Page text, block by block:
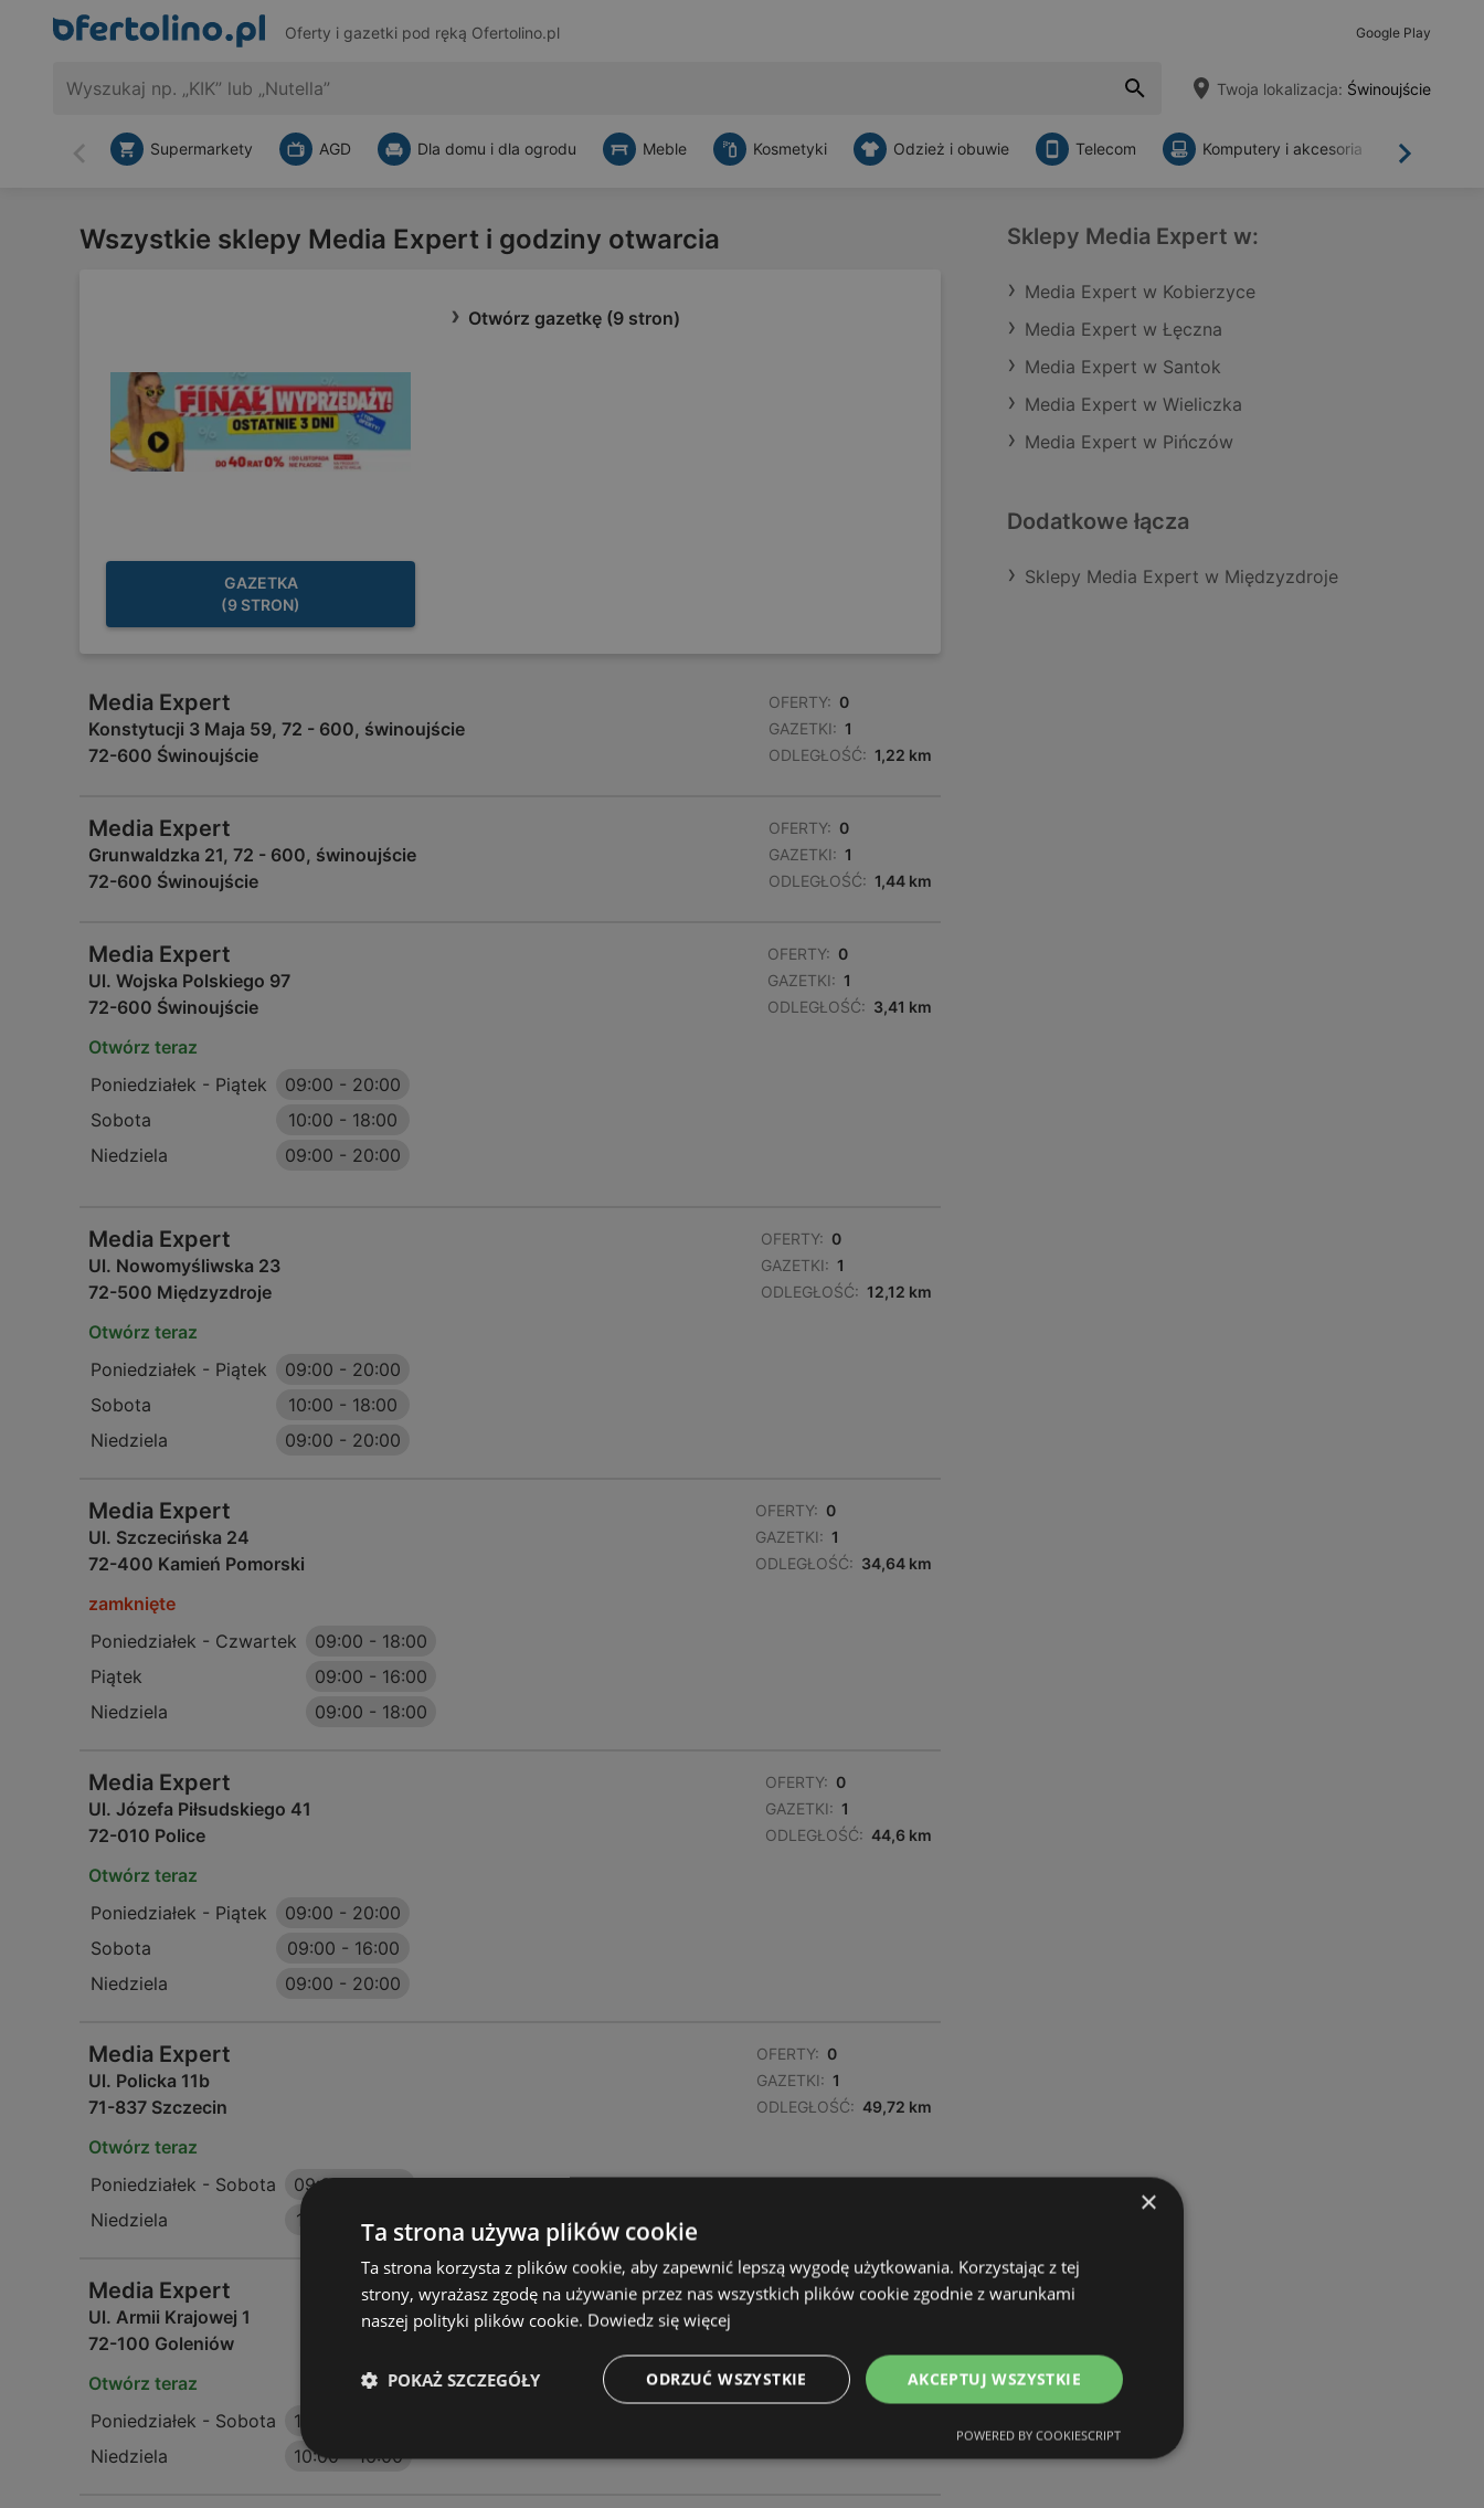
Oferty i gazetki pod ręką Ofertolino.pl Google Play
Twoja lokalizacja: Świnoujście
Wstecz Dalej
Supermarkety AGD Dla domu i dla ogrodu Meble Kosmetyki Odzież i obuwie Telecom Komputery i akcesoria
Wszystkie sklepy Media Expert i godziny otwarcia
GAZETKA
(9 STRON)
Otwórz gazetkę (9 stron)
Media Expert
Konstytucji 3 Maja 59, 72 - 600, świnoujście
72-600 Świnoujście
OFERTY: 0
GAZETKI: 1
ODLEGŁOŚĆ: 1,22 km
Media Expert
Grunwaldzka 21, 72 - 600, świnoujście
72-600 Świnoujście
OFERTY: 0
GAZETKI: 1
ODLEGŁOŚĆ: 1,44 km
Media Expert
Ul. Wojska Polskiego 97
72-600 Świnoujście
OFERTY: 0
GAZETKI: 1
ODLEGŁOŚĆ: 3,41 km
Otwórz teraz
Poniedziałek - Piątek
09:00 - 20:00
Sobota
10:00 - 18:00
Niedziela
09:00 - 20:00
Media Expert
Ul. Nowomyśliwska 23
72-500 Międzyzdroje
OFERTY: 0
GAZETKI: 1
ODLEGŁOŚĆ: 12,12 km
Otwórz teraz
Poniedziałek - Piątek
09:00 - 20:00
Sobota
10:00 - 18:00
Niedziela
09:00 - 20:00
Media Expert
Ul. Szczecińska 24
72-400 Kamień Pomorski
OFERTY: 0
GAZETKI: 1
ODLEGŁOŚĆ: 34,64 km
zamknięte
Poniedziałek - Czwartek
09:00 - 18:00
Piątek
09:00 - 16:00
Niedziela
09:00 - 18:00
Media Expert
Ul. Józefa Piłsudskiego 41
72-010 Police
OFERTY: 0
GAZETKI: 1
ODLEGŁOŚĆ: 44,6 km
Otwórz teraz
Poniedziałek - Piątek
09:00 - 20:00
Sobota
09:00 - 16:00
Niedziela
09:00 - 20:00
Media Expert
Ul. Policka 11b
71-837 Szczecin
OFERTY: 0
GAZETKI: 1
ODLEGŁOŚĆ: 49,72 km
Otwórz teraz
Poniedziałek - Sobota
09:00-21:00
Niedziela
10:00 18:00
Media Expert
Ul. Armii Krajowej 1
72-100 Goleniów
OFERTY: 0
Otwórz teraz
Poniedziałek - Sobota
10:00
Niedziela
10:00-16:00
Sklepy Media Expert w:
Media Expert w Kobierzyce
Media Expert w Łęczna
Media Expert w Santok
Media Expert w Wieliczka
Media Expert w Pińczów
Dodatkowe łącza
Sklepy Media Expert w Międzyzdroje
×
Ta strona używa plików cookie
Ta strona korzysta z plików cookie, aby zapewnić lepszą wygodę użytkowania. Korzystając z tej
strony, wyrażasz zgodę na używanie przez nas wszystkich plików cookie zgodnie z warunkami
naszej polityki plików cookie. Dowiedz się więcej
AKCEPTUJ WSZYSTKIE
ODRZUĆ WSZYSTKIE
POKAŻ SZCZEGÓŁY
POWERED BY COOKIESCRIPT